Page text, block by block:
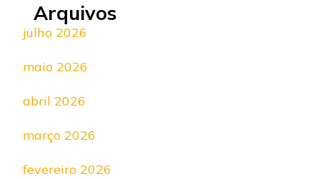
Arquivos
julho 2026
maio 2026
abril 2026
março 2026
fevereiro 2026